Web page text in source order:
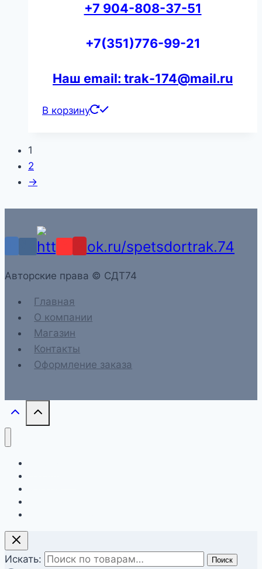
+7 904-808-37-51
+7(351)776-99-21
Наш email: trak-174@mail.ru
В корзину
1
2
→
Aвторские права © СДТ74
Главная
О компании
Магазин
Контакты
Оформление заказа
Искать: Поиск